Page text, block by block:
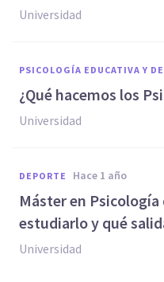
Universidad
PSICOLOGÍA EDUCATIVA Y
¿Qué hacemos los
Universidad
DEPORTE hace 1 año
Máster en
estudiarlo y qué
Universidad